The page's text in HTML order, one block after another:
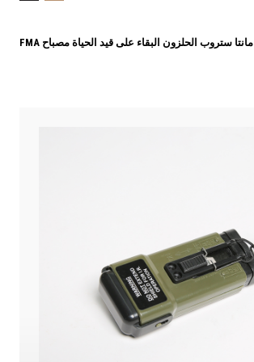
FMA مانتا ستروب الحلزون البقاء على قيد الحياة مصباح